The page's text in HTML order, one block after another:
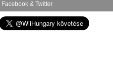
rorr te egy igazi WiiHungary-s túlélő vagy
Na skacok, van még olyan "rejtett" Survivor
Facebook & Twitter